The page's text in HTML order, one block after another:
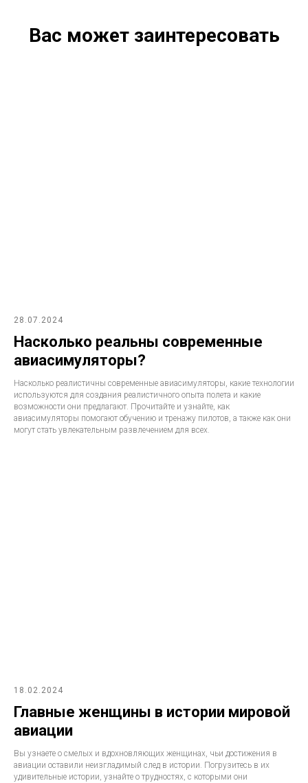
Вас может заинтересовать
28.07.2024
Насколько реальны современные
авиасимуляторы?
Насколько реалистичны современные авиасимуляторы, какие технологии
используются для создания реалистичного опыта полета и какие
возможности они предлагают. Прочитайте и узнайте, как
авиасимуляторы помогают обучению и тренажу пилотов, а также как они
могут стать увлекательным развлечением для всех.
18.02.2024
Главные женщины в истории мировой
авиации
Вы узнаете о смелых и вдохновляющих женщинах, чьи достижения в
авиации оставили неизгладимый след в истории. Погрузитесь в их
удивительные истории, узнайте о трудностях, с которыми они